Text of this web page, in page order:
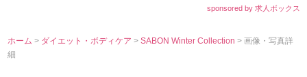
sponsored by 求人ボックス
ホーム > ダイエット・ボディケア>SABON Winter Collection> 画像・写真詳
細